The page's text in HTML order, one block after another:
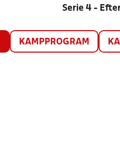
Serie 4 -
KAMPPROGRAM